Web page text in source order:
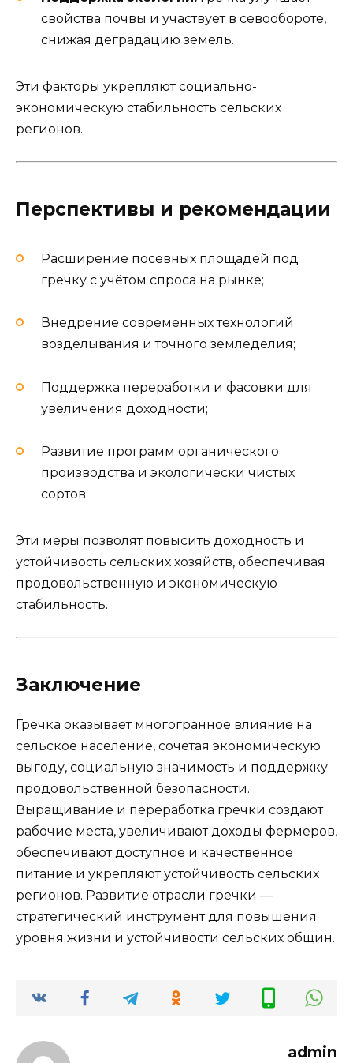
свойства почвы и участвует в севообороте,
снижая деградацию земель.
Эти факторы укрепляют социально-
экономическую стабильность сельских
регионов.
Перспективы и рекомендации
Расширение посевных площадей под
гречку с учётом спроса на рынке;
Внедрение современных технологий
возделывания и точного земледелия;
Поддержка переработки и фасовки для
увеличения доходности;
Развитие программ органического
производства и экологически чистых
сортов.
Эти меры позволят повысить доходность и
устойчивость сельских хозяйств, обеспечивая
продовольственную и экономическую
стабильность.
Заключение
Гречка оказывает многогранное влияние на
сельское население, сочетая экономическую
выгоду, социальную значимость и поддержку
продовольственной безопасности.
Выращивание и переработка гречки создают
рабочие места, увеличивают доходы фермеров,
обеспечивают доступное и качественное
питание и укрепляют устойчивость сельских
регионов. Развитие отрасли гречки —
стратегический инструмент для повышения
уровня жизни и устойчивости сельских общин.
admin